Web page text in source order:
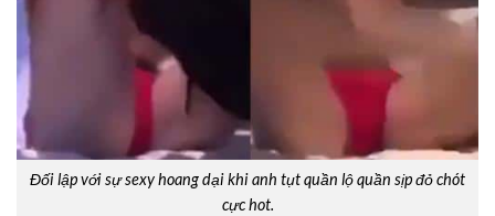
Đối lập với sự sexy hoang dại khi anh tụt quần lộ quần sịp đỏ chót
cực hot.